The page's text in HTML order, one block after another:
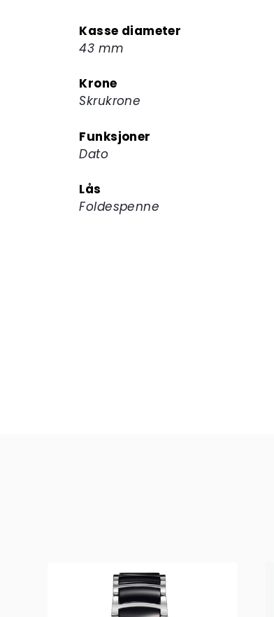
Kasse diameter
43 mm
Krone
Skrukrone
Funksjoner
Dato
Lås
Foldespenne